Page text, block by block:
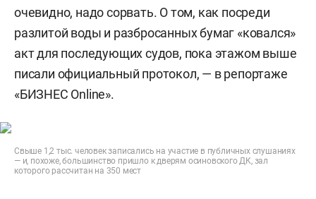
очевидно, надо сорвать. О том, как посреди
разлитой воды и разбросанных бумаг «ковался»
акт для последующих судов, пока этажом выше
писали официальный протокол, — в репортаже
«БИЗНЕС Online».
Свыше 1,2 тыс. человек записались на участие в публичных слушаниях
— и, похоже, большинство пришло к дверям осиновского ДК, зал
которого рассчитан на 350 мест